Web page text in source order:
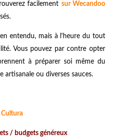
facilement sur Wecandoo
entendu, mais à l'heure du tout
Vous pouvez par contre opter
à préparer soi même du
artisanale ou diverses sauces.
Cultura
/ budgets généreux